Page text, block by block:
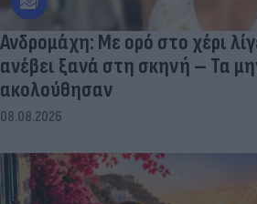
Ανδρομάχη: Με ορό στο χέρι
ανέβει ξανά στη σκηνή – Τα
ακολούθησαν
08.08.2026